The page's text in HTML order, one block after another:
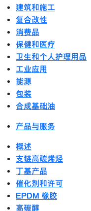
建筑和施工
复合改性
消费品
保健和医疗
卫生和个人护理用品
工业应用
能源
包装
合成基础油
产品与服务
概述
支链高碳烯烃
丁基产品
催化剂和许可
EPDM 橡胶
高碳醇